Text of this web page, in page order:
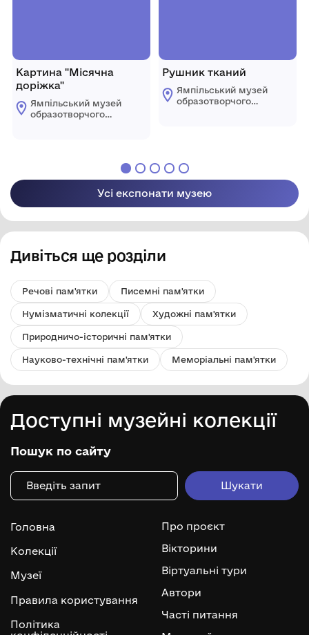
Картина "Місячна
доріжка"
Ямпільський музей
образотворчого
Рушник тканий
Ямпільський музей
образотворчого
Усі експонати музею
Дивіться ще розділи
Речові пам'ятки Писемні пам'ятки
Нумізматичні колекції Художні пам'ятки
Природничо-історичні пам'ятки
Науково-технічні пам'ятки Меморіальні пам'ятки
Доступні музейні колекції
Пошук по сайту
Головна
Колекції
Музеї
Правила користування
Політика
Про проєкт
Вікторини
Віртуальні тури
Автори
Часті питання